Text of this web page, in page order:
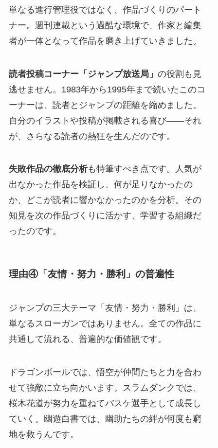
単なる進行管理役ではなく、作品づくりのパート
ナー。週刊連載という過酷な環境で、作家と編集
者が一体となって作品を磨き上げていきました。
読者投稿コーナー「ジャンプ放送局」 の役割も見
逃せません。1983年から1995年まで続いたこのコ
ーナーは、読者とジャンプの距離を縮めました。
自分のイラストや投稿が掲載される喜び——それ
が、さらなる読者の熱狂を生んだのです。
失敗作品の徹底分析も特筆すべき点です。人気が
出なかった作品を検証し、何が足りなかったの
か、どこが読者に響かなかったのかを分析。その
知見を次の作品づくりに活かす、学習する組織だ
ったのです。
理由④「友情・努力・勝利」の普遍性
ジャンプの三大テーマ「友情・努力・勝利」は、
単なるスローガンではありません。全ての作品に
共通して流れる、普遍的な価値観です。
ドラゴンボールでは、悟空が仲間たちと力を合わ
せて強敵に立ち向かいます。スラムダンクでは、
桜木花道が努力を重ねてバスケ選手として成長し
ていく。幽遊白書では、幽助たちの絆が何度も窮
地を救うんです。